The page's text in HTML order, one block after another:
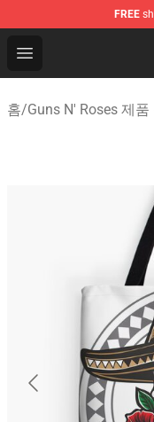
FREE
Open menu
Guns N' Roses
홈/Guns N' Roses 제품